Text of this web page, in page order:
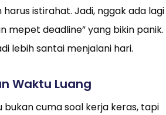
harus istirahat. Jadi, nggak ada lagi
mepet deadline” yang bikin panik.
lebih santai menjalani hari.
Waktu Luang
bukan cuma soal kerja keras, tapi